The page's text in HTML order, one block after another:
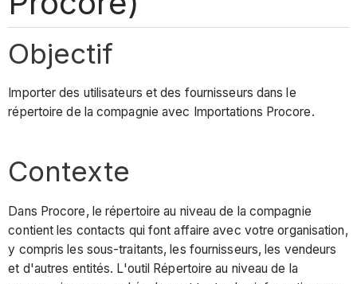
Objectif
Importer des utilisateurs et des fournisseurs dans le
répertoire de la compagnie avec Importations Procore.
Contexte
Dans Procore, le répertoire au niveau de la compagnie
contient les contacts qui font affaire avec votre organisation,
y compris les sous-traitants, les fournisseurs, les vendeurs
et d'autres entités. L'outil Répertoire au niveau de la